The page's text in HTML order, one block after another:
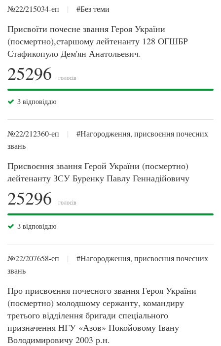
№22/215034-еп | #Без теми
Присвоїти почесне звання Героя України
(посмертно),старшому лейтенанту 128 ОГШБР
Стафикопуло Дем'ян Анатольевич.
25296 голосів
З відповіддю
№22/212360-еп |
#Нагородження, присвоєння почесних
звань
Присвоєння звання Герой України (посмертно)
лейтенанту ЗСУ Буренку Павлу Геннадійовичу
25296 голосів
З відповіддю
№22/207658-еп |
#Нагородження, присвоєння почесних
звань
Про присвоєння почесного звання Героя України
(посмертно) молодшому сержанту, командиру
третього відділення бригади спеціального
призначення НГУ «Азов» Покойовому Івану
Володимировичу 2003 р.н.